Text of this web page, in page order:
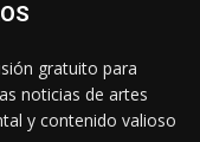
gratuito para
noticias de artes
y contenido valioso